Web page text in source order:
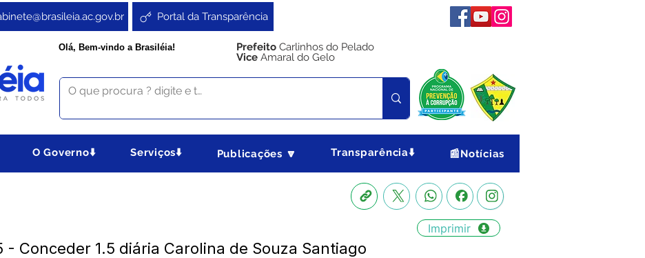
Portal da Transparência
Olá, Bem-vindo a Brasiléia! Prefeito Carlinhos do Pelado
Vice Amaral do Gelo
O Governo⬇️ Serviços⬇️ Publicações 🔽 Transparência⬇️ 📰Notícias
Imprimir
- Conceder 1.5 diária Carolina de Souza Santiago